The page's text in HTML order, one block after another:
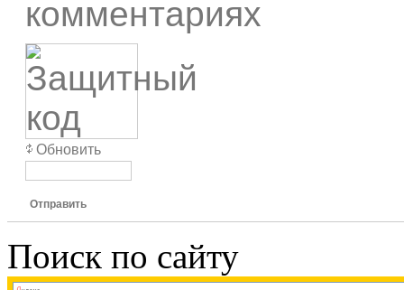
комментариях
Обновить
Отправить
Поиск по сайту